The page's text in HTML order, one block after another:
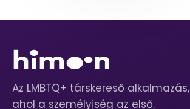
Az LMBTQ+ társkereső alkalmazás,
ahol a személyiség az első.